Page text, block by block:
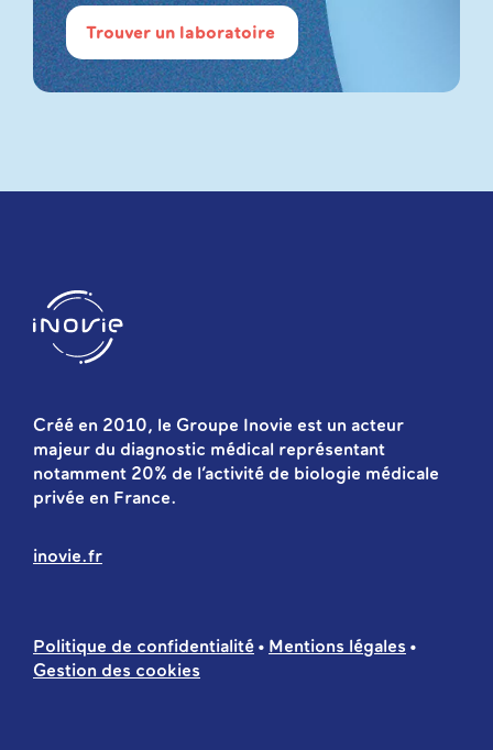
Trouver un laboratoire
Créé en 2010, le Groupe Inovie est un acteur
majeur du diagnostic médical représentant
notamment 20% de l’activité de biologie médicale
privée en France.
inovie.fr
Politique de confidentialité
Mentions légales
Gestion des cookies